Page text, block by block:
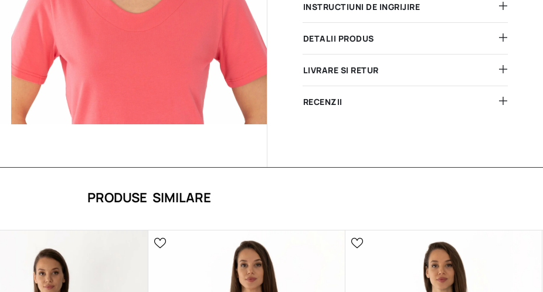
INSTRUCTIUNI DE INGRIJIRE
DETALII PRODUS
LIVRARE SI RETUR
RECENZII
PRODUSE SIMILARE